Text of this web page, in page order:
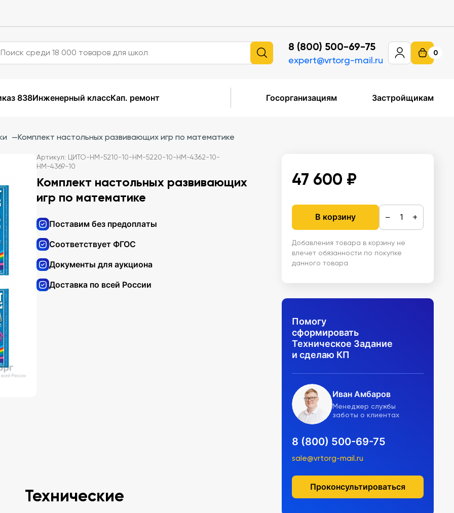
8 (800) 500-69-75
expert@vrtorg-mail.ru
0
838Инженерный классКап. ремонт Госорганизациям Застройщикам
—Комплект настольных развивающих игр по математике
Артикул: ЦИТО-НМ-5210-10-НМ-5220-10-НМ-4362-10-
НМ-4369-10
Комплект настольных развивающих
игр по математике
Поставим без предоплаты
Соответствует ФГОС
Документы для аукциона
Доставка по всей России
47 600 ₽
В корзину − +
Добавления товара в корзину не
влечет обязанности по покупке
данного товара
Помогу
сформировать
Техническое Задание
и сделаю КП
Иван Амбаров
Менеджер службы
заботы о клиентах
8 (800) 500-69-75
sale@vrtorg-mail.ru
Проконсультироваться
Технические